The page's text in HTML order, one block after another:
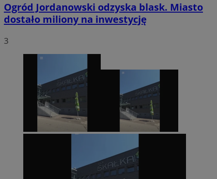
Ogród Jordanowski odzyska blask. Miasto
dostało miliony na inwestycję
3